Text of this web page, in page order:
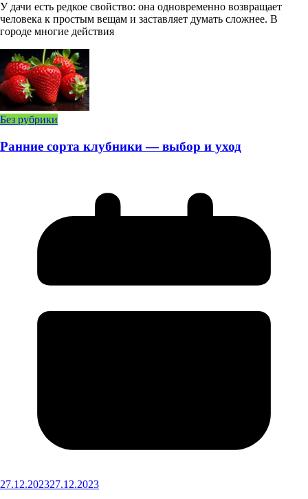
У дачи есть редкое свойство: она одновременно возвращает
человека к простым вещам и заставляет думать сложнее. В
городе многие действия
Без рубрики
Ранние сорта клубники — выбор и уход
27.12.202327.12.2023